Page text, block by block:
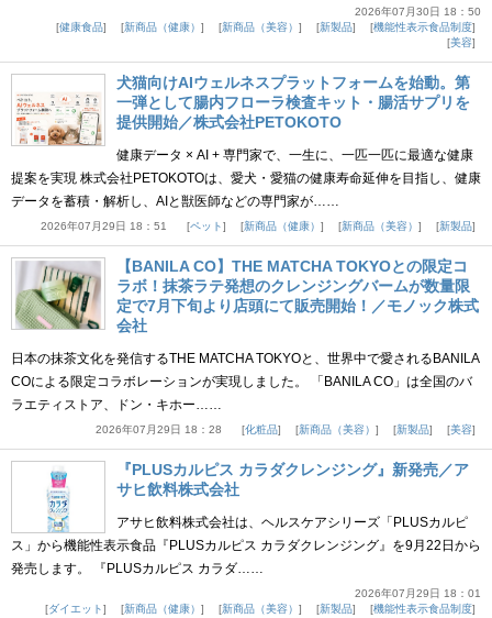
2026年07月30日 18：50
健康食品
新商品（健康） 新商品（美容） 新製品
機能性表示食品制度
美容
犬猫向けAIウェルネスプラットフォームを始動。第
一弾として腸内フローラ検査キット・腸活サプリを
提供開始／株式会社PETOKOTO
健康データ × AI + 専門家で、一生に、一匹一匹に最適な健康
提案を実現 株式会社PETOKOTOは、愛犬・愛猫の健康寿命延伸を目指し、健康
データを蓄積・解析し、AIと獣医師などの専門家が……
2026年07月29日 18：51 ペット 新商品（健康） 新商品（美容） 新製品
【BANILA CO】THE MATCHA TOKYOとの限定コ
ラボ！抹茶ラテ発想のクレンジングバームが数量限
定で7月下旬より店頭にて販売開始！／モノック株式
会社
日本の抹茶文化を発信するTHE MATCHA TOKYOと、世界中で愛されるBANILA
COによる限定コラボレーションが実現しました。 「BANILA CO」は全国のバ
ラエティストア、ドン・キホー……
2026年07月29日 18：28 化粧品 新商品（美容） 新製品 美容
『PLUSカルピス カラダクレンジング』新発売／ア
サヒ飲料株式会社
アサヒ飲料株式会社は、ヘルスケアシリーズ「PLUSカルピ
ス」から機能性表示食品『PLUSカルピス カラダクレンジング』を9月22日から
発売します。 『PLUSカルピス カラダ……
2026年07月29日 18：01
ダイエット
新商品（健康） 新商品（美容） 新製品
機能性表示食品制度